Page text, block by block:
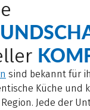
sind bekannt für
Küche und
Jede der